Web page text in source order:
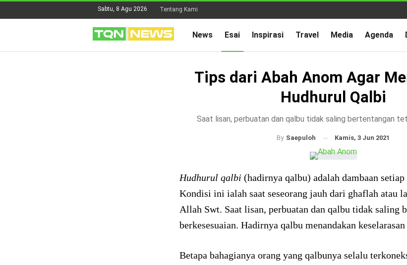
Sabtu, 8 Agu 2026 Tentang Kami
News Esai Inspirasi Travel Media Agenda
Tips dari Abah Anom Agar
Hudhurul Qalbi
Saat lisan, perbuatan dan qalbu tidak saling bertentangan
By Saepuloh Kamis, 3 Jun 2021
Hudhurul qalbi (hadirnya qalbu) adalah dambaan
Kondisi ini ialah saat seseorang jauh dari ghaflah atau
Allah Swt. Saat lisan, perbuatan dan qalbu tidak saling
berkesesuaian. Hadirnya qalbu menandakan
Betapa bahagianya orang yang qalbunya selalu